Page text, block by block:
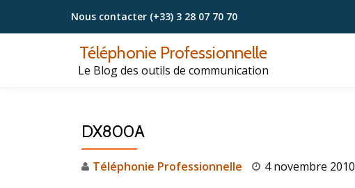
Aller
Nous contacter (+33) 3 28 07 70 70
Téléphonie Professionnelle
Le Blog des outils de communication
DX800A
Téléphonie Professionnelle 4 novembre 2010